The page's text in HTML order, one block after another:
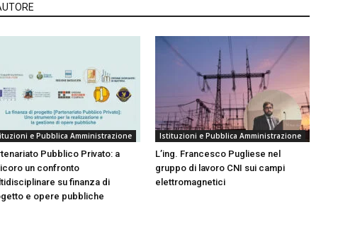
e Pubblica Amministrazione
Pubblico Privato: a
un confronto
su finanza di
e opere pubbliche
Istituzioni e Pubblica Amministrazione
L’ing. Francesco Pugliese nel
gruppo di lavoro CNI sui campi
elettromagnetici